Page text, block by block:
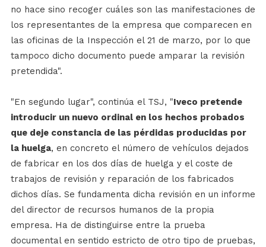
no hace sino recoger cuáles son las manifestaciones de
los representantes de la empresa que comparecen en
las oficinas de la Inspección el 21 de marzo, por lo que
tampoco dicho documento puede amparar la revisión
pretendida".
"En segundo lugar", continúa el TSJ, "Iveco pretende
introducir un nuevo ordinal en los hechos probados
que deje constancia de las pérdidas producidas por
la huelga, en concreto el número de vehículos dejados
de fabricar en los dos días de huelga y el coste de
trabajos de revisión y reparación de los fabricados
dichos días. Se fundamenta dicha revisión en un informe
del director de recursos humanos de la propia
empresa. Ha de distinguirse entre la prueba
documental en sentido estricto de otro tipo de pruebas,